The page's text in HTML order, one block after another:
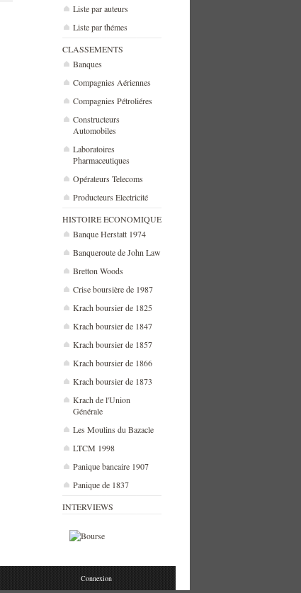
Liste par auteurs
Liste par thémes
CLASSEMENTS
Banques
Compagnies Aériennes
Compagnies Pétroliéres
Constructeurs
Automobiles
Laboratoires
Pharmaceutiques
Opérateurs Telecoms
Producteurs Electricité
HISTOIRE ECONOMIQUE
Banque Herstatt 1974
Banqueroute de John Law
Bretton Woods
Crise boursière de 1987
Krach boursier de 1825
Krach boursier de 1847
Krach boursier de 1857
Krach boursier de 1866
Krach boursier de 1873
Krach de l'Union
Générale
Les Moulins du Bazacle
LTCM 1998
Panique bancaire 1907
Panique de 1837
INTERVIEWS
Connexion